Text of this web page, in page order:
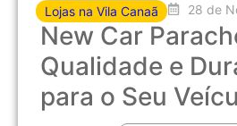
Lojas na Vila Canaã 28 de
New Car
Qualidade e
para o Seu